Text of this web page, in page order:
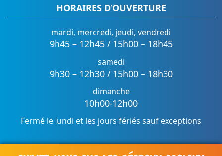
HORAIRES D’OUVERTURE
mardi, mercredi, jeudi, vendredi
9h45 – 12h45 / 15h00 – 18h45
samedi
9h30 – 12h30 / 15h00 – 18h30
dimanche
10h00-12h00
Fermé le lundi et les jours fériés sauf exceptions